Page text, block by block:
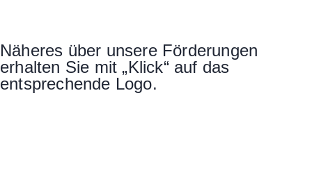
Näheres über unsere Förderungen
erhalten Sie mit „Klick“ auf das
entsprechende Logo.